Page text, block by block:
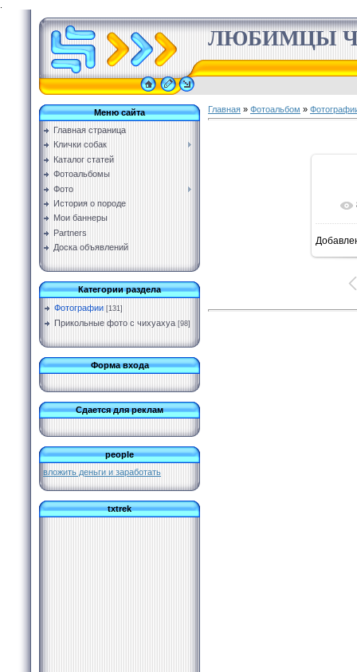
ЛЮБИМЦЫ
Меню сайта
Главная страница
Клички собак
Каталог статей
Фотоальбомы
Фото
История о породе
Мои баннеры
Partners
Доска объявлений
Категории раздела
Фотографии [131]
Прикольные фото с чихуахуа [98]
Форма входа
Сдается для реклам
people
вложить деньги и заработать
txtrek
Главная » Фотоальбом »